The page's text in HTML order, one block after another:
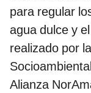
para regular
agua dulce y
realizado por
Alianza